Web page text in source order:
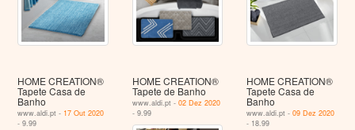
HOME CREATION®
Tapete Casa de
Banho
www.aldi.pt - 17 Out 2020
- 9.99
HOME CREATION®
Tapete de Banho
www.aldi.pt - 02 Dez 2020
- 9.99
HOME CREATION®
Tapete Casa de
Banho
www.aldi.pt -09 Dez 2020
- 18.99